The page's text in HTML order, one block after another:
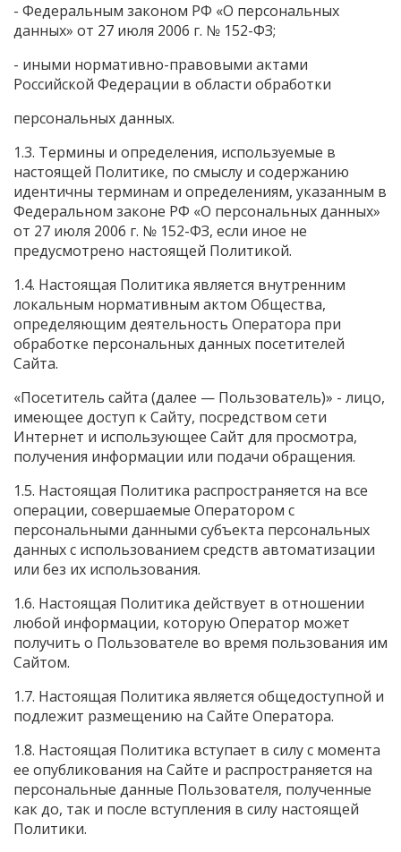
- Федеральным законом РФ «О персональных
данных» от 27 июля 2006 г. № 152-ФЗ;
- иными нормативно-правовыми актами
Российской Федерации в области обработки
персональных данных.
1.3. Термины и определения, используемые в
настоящей Политике, по смыслу и содержанию
идентичны терминам и определениям, указанным в
Федеральном законе РФ «О персональных данных»
от 27 июля 2006 г. № 152-ФЗ, если иное не
предусмотрено настоящей Политикой.
1.4. Настоящая Политика является внутренним
локальным нормативным актом Общества,
определяющим деятельность Оператора при
обработке персональных данных посетителей
Сайта.
«Посетитель сайта (далее — Пользователь)» - лицо,
имеющее доступ к Сайту, посредством сети
Интернет и использующее Сайт для просмотра,
получения информации или подачи обращения.
1.5. Настоящая Политика распространяется на все
операции, совершаемые Оператором с
персональными данными субъекта персональных
данных с использованием средств автоматизации
или без их использования.
1.6. Настоящая Политика действует в отношении
любой информации, которую Оператор может
получить о Пользователе во время пользования им
Сайтом.
1.7. Настоящая Политика является общедоступной и
подлежит размещению на Сайте Оператора.
1.8. Настоящая Политика вступает в силу с момента
ее опубликования на Сайте и распространяется на
персональные данные Пользователя, полученные
как до, так и после вступления в силу настоящей
Политики.